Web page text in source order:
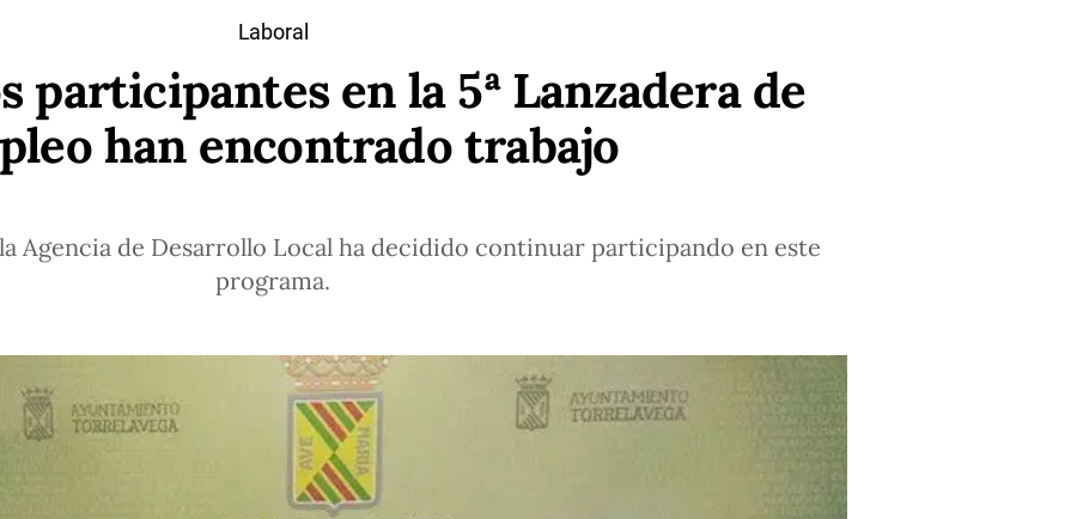
Laboral
participantes en la 5ª Lanzadera de
han encontrado trabajo
Agencia de Desarrollo Local ha decidido continuar participando en este
programa.